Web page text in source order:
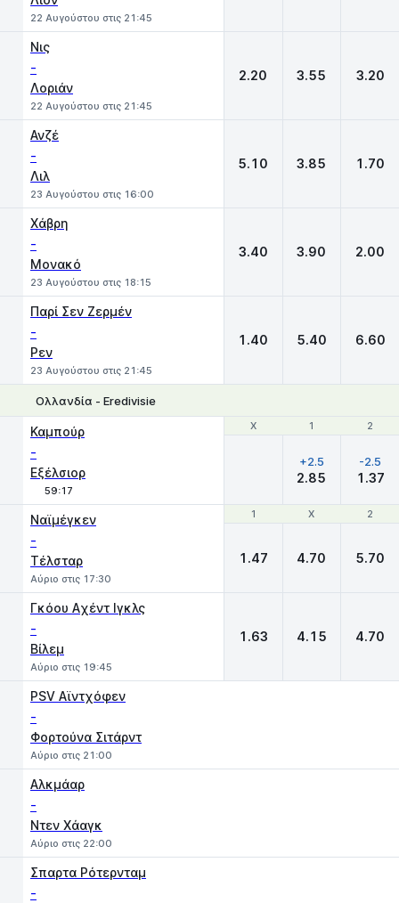
22 Αυγούστου στις 21:45
Νις
-
Λοριάν
22 Αυγούστου στις 21:45
2.20 3.55 3.20
Ανζέ
-
Λιλ
23 Αυγούστου στις 16:00
5.10 3.85 1.70
Χάβρη
-
Μονακό
23 Αυγούστου στις 18:15
3.40 3.90 2.00
Παρί Σεν Ζερμέν
-
Ρεν
23 Αυγούστου στις 21:45
1.40 5.40 6.60
Ολλανδία - Eredivisie
Χ 1 2
Καμπούρ
-
Εξέλσιορ
59:17
Χ 1 2
+2.5
2.85
-2.5
1.37
1 X 2
Ναϊμέγκεν
-
Τέλσταρ
Αύριο στις 17:30
1 X 2
1.47 4.70 5.70
Γκόου Aχέντ Ιγκλς
-
Βίλεμ
Αύριο στις 19:45
1.63 4.15 4.70
PSV Αϊντχόφεν
-
Φορτούνα Σιτάρντ
Αύριο στις 21:00
Αλκμάαρ
-
Ντεν Χάαγκ
Αύριο στις 22:00
Σπαρτα Ρότερνταμ
-